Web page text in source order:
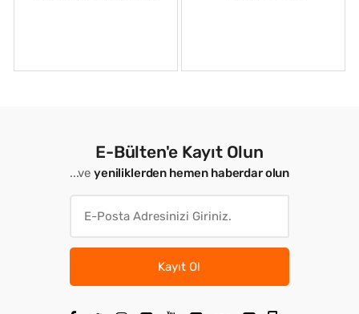
E-Bülten'e Kayıt Olun
...veyeniliklerden hemen haberdar olun
Kayıt Ol